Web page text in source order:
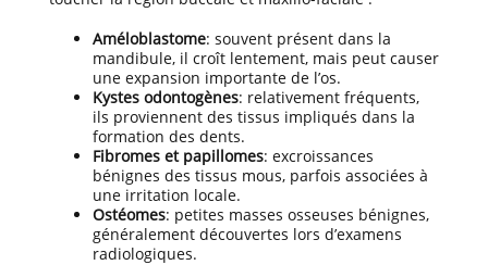
Améloblastome: souvent présent dans la
mandibule, il croît lentement, mais peut causer
une expansion importante de l’os.
Kystes odontogènes: relativement fréquents,
ils proviennent des tissus impliqués dans la
formation des dents.
Fibromes et papillomes: excroissances
bénignes des tissus mous, parfois associées à
une irritation locale.
Ostéomes: petites masses osseuses bénignes,
généralement découvertes lors d’examens
radiologiques.